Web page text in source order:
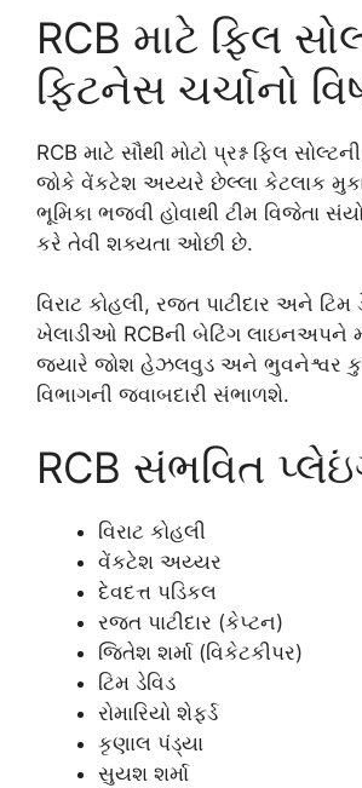
RCB માટે ફિલ
ફિટનેસ ચર્ચાનો
RCB માટે સૌથી મોટો પ્રશ્ન ફિલ
જોકે વેંકટેશ અય્યરે છેલ્લા કેટલાક
ભૂમિકા ભજવી હોવાથી ટીમ વિજેતા
કરે તેવી શક્યતા ઓછી છે.
વિરાટ કોહલી, રજત પાટીદાર અને ટિમ
ખેલાડીઓ RCBની બેટિંગ
જ્યારે જોશ હેઝલવુડ અને ભુવનેશ્વર
વિભાગની જવાબદારી સંભાળશે.
RCB સંભવિત
વિરાટ કોહલી
વેંકટેશ અય્યર
દેવદત્ત પડિકલ
રજત પાટીદાર (કેપ્ટન)
જિતેશ શર્મા (વિકેટકીપર)
ટિમ ડેવિડ
રોમારિયો શેફર્ડ
કૃણાલ પંડ્યા
સુયશ શર્મા